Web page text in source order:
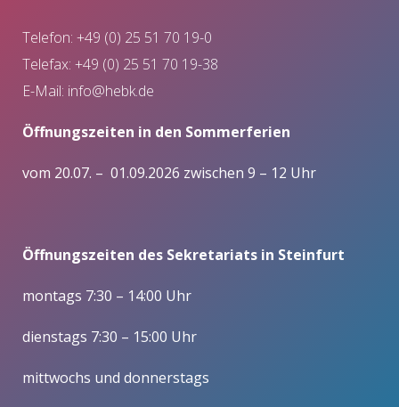
Telefon: +49 (0) 25 51 70 19-0
Telefax: +49 (0) 25 51 70 19-38
E-Mail: info@hebk.de
Öffnungszeiten in den Sommerferien
vom 20.07. – 01.09.2026 zwischen 9 – 12 Uhr
Öffnungszeiten des Sekretariats in Steinfurt
montags 7:30 – 14:00 Uhr
dienstags 7:30 – 15:00 Uhr
mittwochs und donnerstags